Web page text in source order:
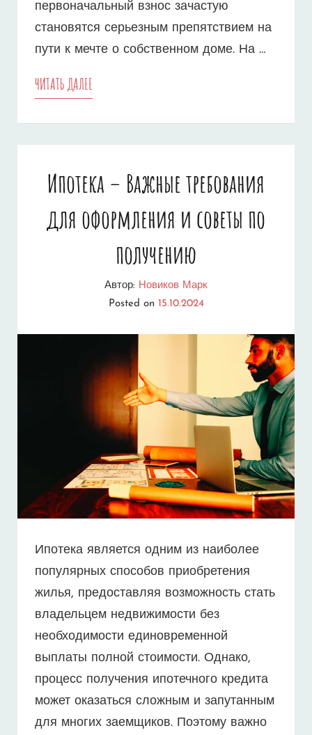
первоначальный взнос зачастую
становятся серьезным препятствием на
пути к мечте о собственном доме. На …
ЧИТАТЬ ДАЛЕЕ
–
ЛУЧШИЕ
МОЛОДЫХ
НЕ
ТОЛЬКО
Ипотека – Важные требования
для оформления и советы по
получению
Автор: Новиков Марк
Posted on 15.10.2024
Ипотека является одним из наиболее
популярных способов приобретения
жилья, предоставляя возможность стать
владельцем недвижимости без
необходимости единовременной
выплаты полной стоимости. Однако,
процесс получения ипотечного кредита
может оказаться сложным и запутанным
для многих заемщиков. Поэтому важно